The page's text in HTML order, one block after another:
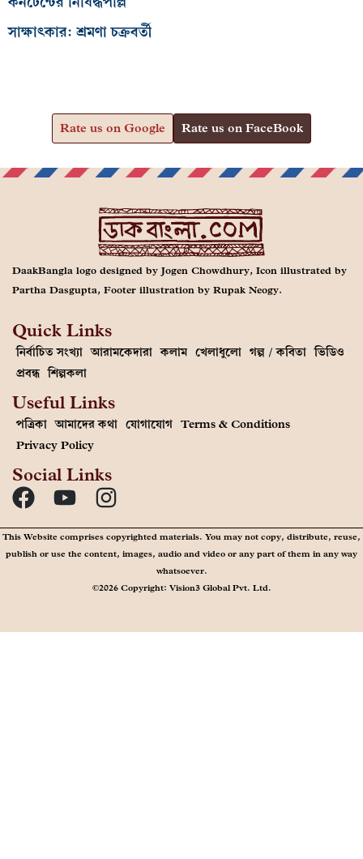
সাক্ষাৎকার: শ্রমণা চক্রবর্তী
Rate us on Google Rate us on FaceBook
DaakBangla logo designed by Jogen Chowdhury, Icon illustrated by
Partha Dasgupta, Footer illustration by Rupak Neogy.
Quick Links
নির্বাচিত সংখ্যা আরামকেদারা কলাম খেলাধুলো গল্প / কবিতা ভিডিও
প্রবন্ধ শিল্পকলা
Useful Links
পত্রিকা আমাদের কথা যোগাযোগ Terms & Conditions
Privacy Policy
Social Links
This Website comprises copyrighted materials. You may not copy, distribute, reuse,
publish or use the content, images, audio and video or any part of them in any way
whatsoever.
©2026 Copyright: Vision3 Global Pvt. Ltd.